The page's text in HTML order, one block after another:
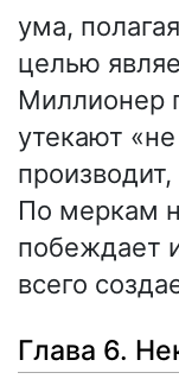
ума,
целью
Миллионер
утекают
По меркам
побеждает
всего
Глава 6.